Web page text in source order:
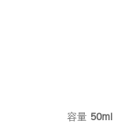
容量 50ml